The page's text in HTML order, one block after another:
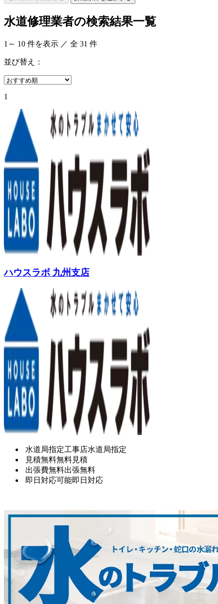
水道修理業者の検索結果一覧
1 ～ 10 件を表示 ／ 全 31 件
並び替え：
1
ハウスラボ 九州支店
水道局指定工事店水道局指定
見積無料無料見積
出張費無料出張無料
即日対応可能即日対応